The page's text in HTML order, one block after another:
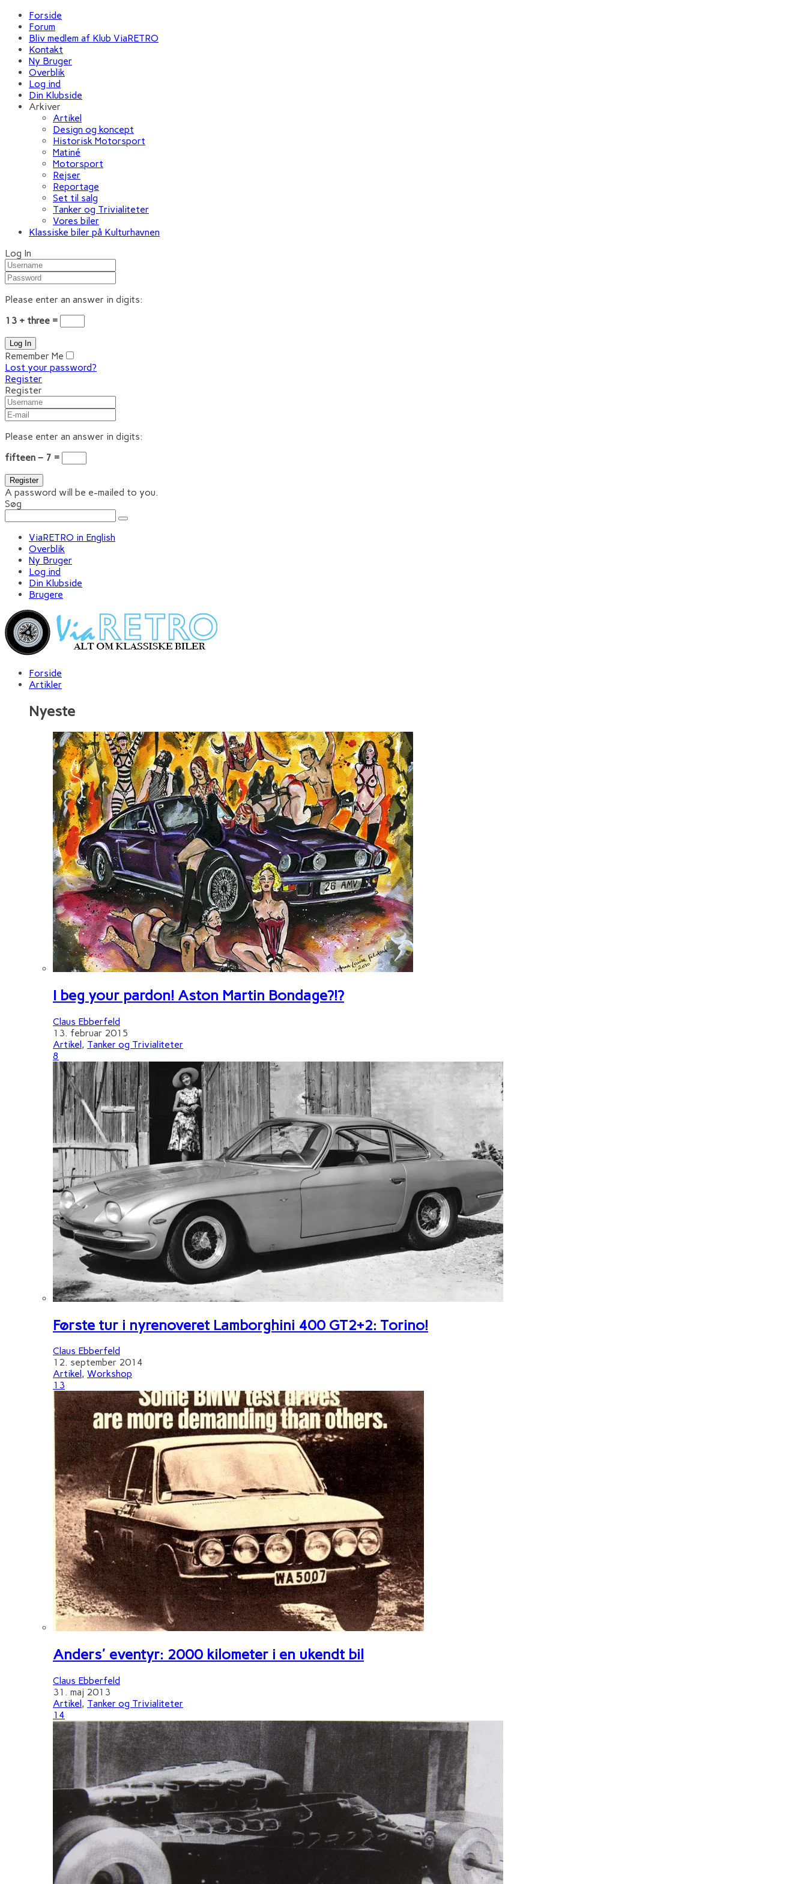
Forside
Forum
Bliv medlem af Klub ViaRETRO
Kontakt
Ny Bruger
Overblik
Log ind
Din Klubside
Arkiver
Artikel
Design og koncept
Historisk Motorsport
Matiné
Motorsport
Rejser
Reportage
Set til salg
Tanker og Trivialiteter
Vores biler
Klassiske biler på Kulturhavnen
Log In
Please enter an answer in digits:
13 + three =
Remember Me
Lost your password?
Register
Register
Please enter an answer in digits:
fifteen − 7 =
A password will be e-mailed to you.
Søg
ViaRETRO in English
Overblik
Ny Bruger
Log ind
Din Klubside
Brugere
Forside
Artikler
Nyeste
I beg your pardon! Aston Martin Bondage?!?
Claus Ebberfeld
13. februar 2015
Artikel, Tanker og Trivialiteter
8
Første tur i nyrenoveret Lamborghini 400 GT2+2: Torino!
Claus Ebberfeld
12. september 2014
Artikel , Workshop
13
Anders' eventyr: 2000 kilometer i en ukendt bil
Claus Ebberfeld
31. maj 2013
Artikel , Tanker og Trivialiteter
14